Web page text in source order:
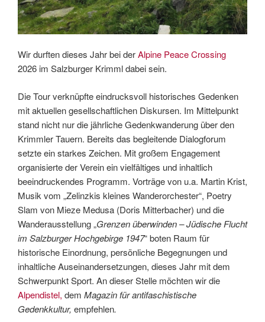
Wir durften dieses Jahr bei derAlpine Peace Crossing
2026 im Salzburger Krimml dabei sein.
Die Tour verknüpfte eindrucksvoll historisches Gedenken
mit aktuellen gesellschaftlichen Diskursen. Im Mittelpunkt
stand nicht nur die jährliche Gedenkwanderung über den
Krimmler Tauern. Bereits das begleitende Dialogforum
setzte ein starkes Zeichen. Mit großem Engagement
organisierte der Verein ein vielfältiges und inhaltlich
beeindruckendes Programm. Vorträge von u.a. Martin Krist,
Musik vom „Zelinzkis kleines Wanderorchester“, Poetry
Slam von Mieze Medusa (Doris Mitterbacher) und die
Wanderausstellung „Grenzen überwinden – Jüdische Flucht
im Salzburger Hochgebirge 1947“ boten Raum für
historische Einordnung, persönliche Begegnungen und
inhaltliche Auseinandersetzungen, dieses Jahr mit dem
Schwerpunkt Sport. An dieser Stelle möchten wir die
Alpendistel, dem Magazin für antifaschistische
Gedenkkultur, empfehlen.